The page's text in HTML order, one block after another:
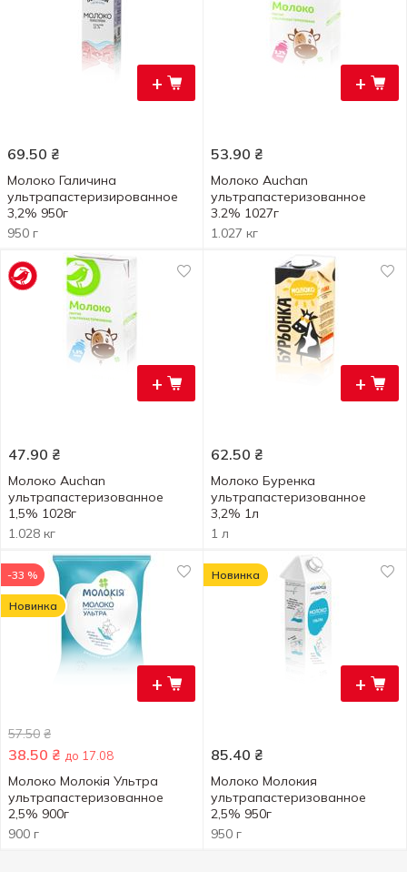
+
69.50 ₴
Молоко Галичина
ультрапастеризированное
3,2% 950г
950 г
+
53.90 ₴
Молоко Auchan
ультрапастеризованное
3.2% 1027г
1.027 кг
+
47.90 ₴
Молоко Auchan
ультрапастеризованное
1,5% 1028г
1.028 кг
+
62.50 ₴
Молоко Буренка
ультрапастеризованное
3,2% 1л
1 л
+
-33 %
Новинка
57.50 ₴
38.50 ₴ до 17.08
Молоко Молокія Ультра
ультрапастеризованное
2,5% 900г
900 г
+
Новинка
85.40 ₴
Молоко Молокия
ультрапастеризованное
2,5% 950г
950 г